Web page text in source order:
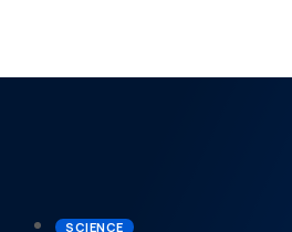
SCIENCE